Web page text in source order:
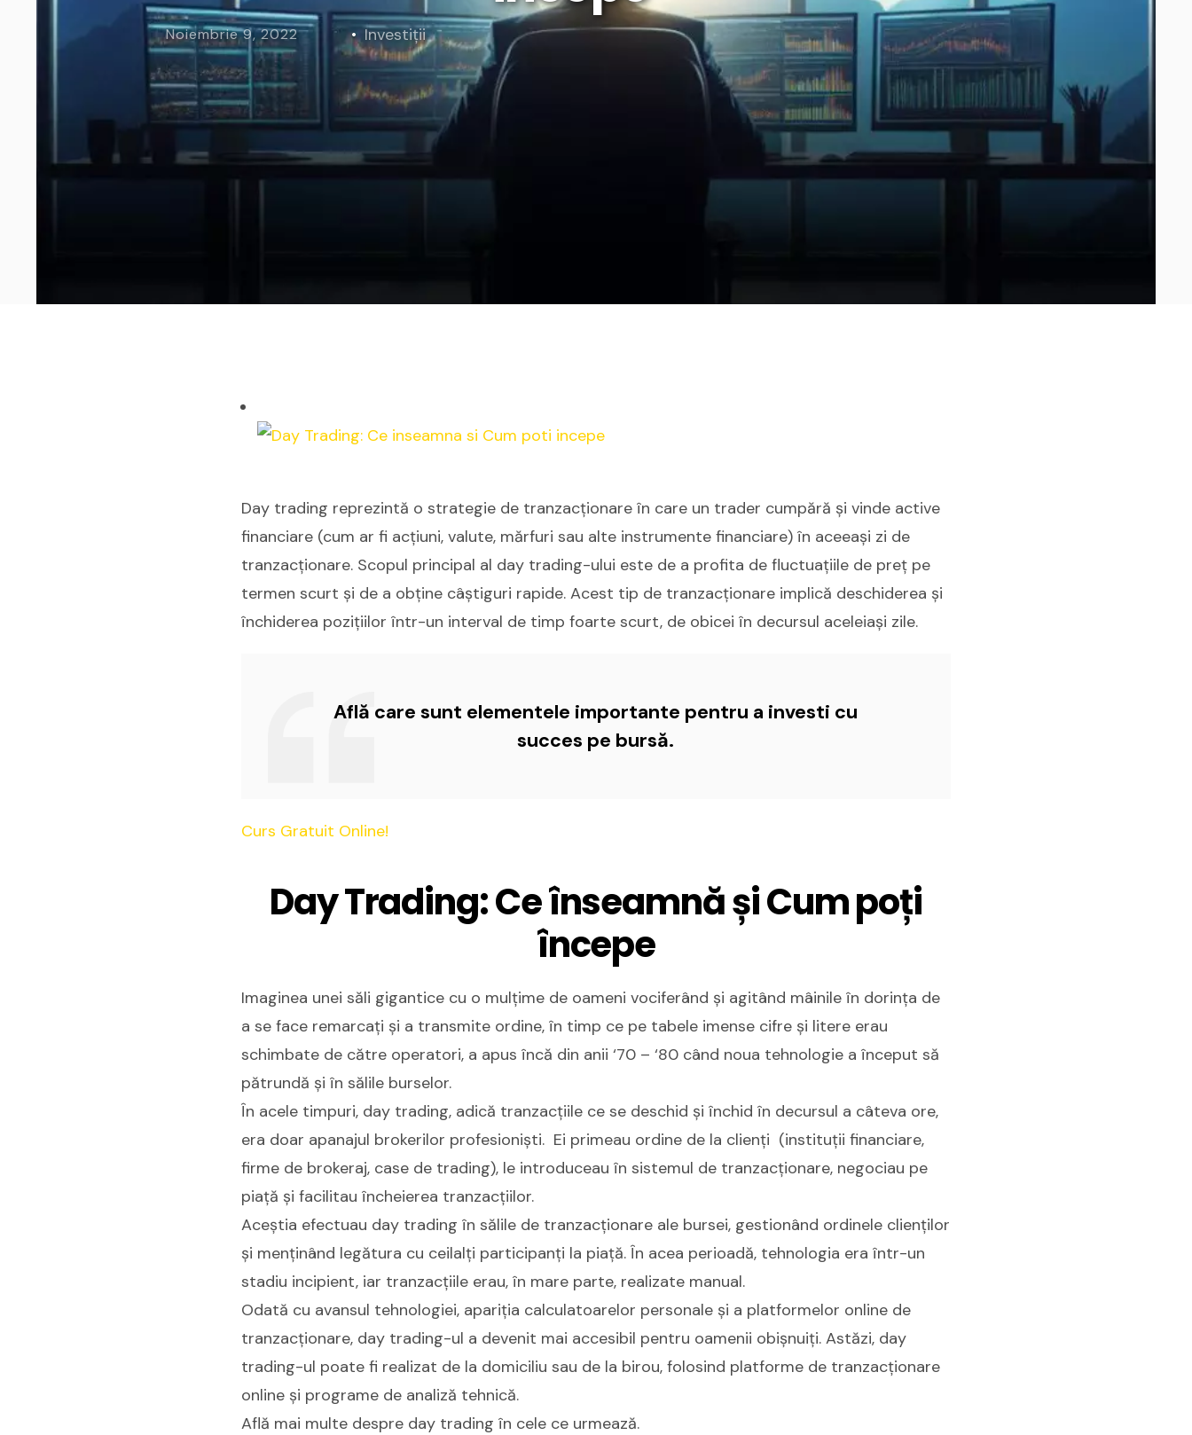
Curs Momentum
Curs Swing Trading
Curs Algo Trading
Curs Growth Stocks
Curs Value Investing DCF
Tool Strategia AS
Tool Calendar Integrat
Tool Backtesting Portofoliu
Tool Momentum Score
Noiembrie 9, 2022 Investiții
Day trading reprezintă o strategie de tranzacționare în care un trader cumpără și vinde active
financiare (cum ar fi acțiuni, valute, mărfuri sau alte instrumente financiare) în aceeași zi de
tranzacționare. Scopul principal al day trading-ului este de a profita de fluctuațiile de preț pe
termen scurt și de a obține câștiguri rapide. Acest tip de tranzacționare implică deschiderea și
închiderea pozițiilor într-un interval de timp foarte scurt, de obicei în decursul aceleiași zile.
Află care sunt elementele importante pentru a investi cu
succes pe bursă.
Curs Gratuit Online!
Day Trading: Ce înseamnă și Cum poți
începe
Imaginea unei săli gigantice cu o mulțime de oameni vociferând și agitând mâinile în dorința de
a se face remarcați și a transmite ordine, în timp ce pe tabele imense cifre și litere erau
schimbate de către operatori, a apus încă din anii ‘70 – ‘80 când noua tehnologie a început să
pătrundă și în sălile burselor.
În acele timpuri, day trading, adică tranzacțiile ce se deschid și închid în decursul a câteva ore,
era doar apanajul brokerilor profesioniști. Ei primeau ordine de la clienți (instituții financiare,
firme de brokeraj, case de trading), le introduceau în sistemul de tranzacționare, negociau pe
piață și facilitau încheierea tranzacțiilor.
Aceștia efectuau day trading în sălile de tranzacționare ale bursei, gestionând ordinele clienților
și menținând legătura cu ceilalți participanți la piață. În acea perioadă, tehnologia era într-un
stadiu incipient, iar tranzacțiile erau, în mare parte, realizate manual.
Odată cu avansul tehnologiei, apariția calculatoarelor personale și a platformelor online de
tranzacționare, day trading-ul a devenit mai accesibil pentru oamenii obișnuiți. Astăzi, day
trading-ul poate fi realizat de la domiciliu sau de la birou, folosind platforme de tranzacționare
online și programe de analiză tehnică.
Află mai multe despre day trading în cele ce urmează.